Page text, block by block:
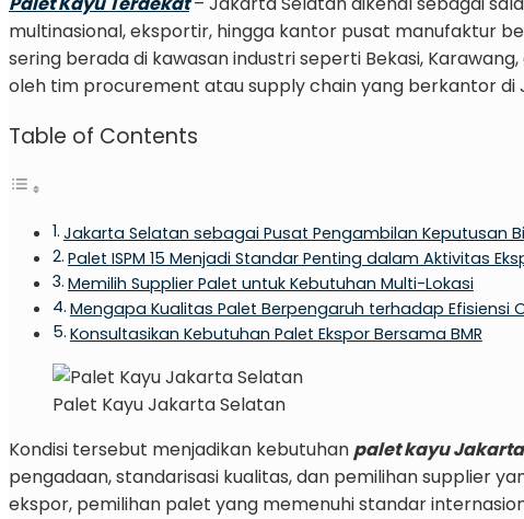
multinasional, eksportir, hingga kantor pusat manufaktur
sering berada di kawasan industri seperti Bekasi,
oleh tim procurement atau supply chain yang berkantor di
Table of Contents
Jakarta Selatan sebagai Pusat Pengambilan Keputusan
Palet ISPM 15 Menjadi Standar Penting dalam Aktivitas
Memilih Supplier Palet untuk Kebutuhan Multi-Lokasi
Mengapa Kualitas Palet Berpengaruh terhadap Efisiensi
Konsultasikan Kebutuhan Palet Ekspor Bersama BMR
Palet Kayu Jakarta Selatan
Kondisi tersebut menjadikan kebutuhanpalet kayu
pengadaan, standarisasi kualitas, dan pemilihan supplier
ekspor, pemilihan palet yang memenuhi standar